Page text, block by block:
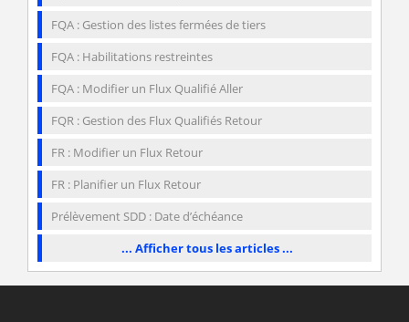
FQA : Gestion des listes fermées de tiers
FQA : Habilitations restreintes
FQA : Modifier un Flux Qualifié Aller
FQR : Gestion des Flux Qualifiés Retour
FR : Modifier un Flux Retour
FR : Planifier un Flux Retour
Prélèvement SDD : Date d’échéance
... Afficher tous les articles ...